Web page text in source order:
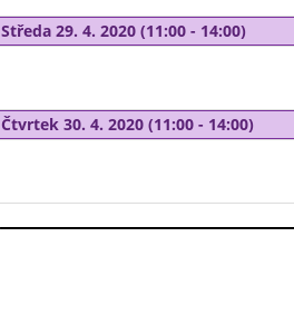
Středa 29. 4. 2020 (11:00 - 14:00)
Čtvrtek 30. 4. 2020 (11:00 - 14:00)